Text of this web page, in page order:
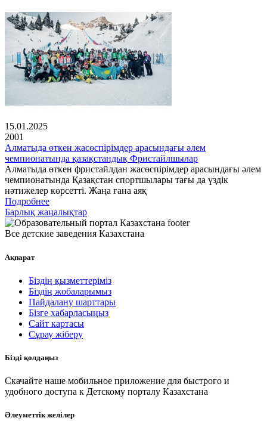
15.01.2025
2001
Алматыда өткен жасөспірімдер арасындағы әлем
чемпионатында қазақстандық Фристайлшылар
Алматыда өткен фристайлдан жасөспірімдер арасындағы әлем
чемпионатында Қазақстан спортшылары тағы да үздік
нәтижелер көрсетті. Жаңа ғана аяқ
Подробнее
Барлық жаңалықтар
Все детские заведения Казахстана
Ақпарат
Біздің қызметтеріміз
Біздің жобаларымыз
Пайдалану шарттары
Бізге хабарласыңыз
Сайт картасы
Сұрау жіберу
Бізді қолдаңыз
Скачайте наше мобильное приложение для быстрого и
удобного доступа к Детскому порталу Казахстана
Әлеуметтік желілер